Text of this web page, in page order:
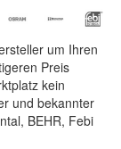
um Ihren
Preis
kein
und bekannter
BEHR, Febi